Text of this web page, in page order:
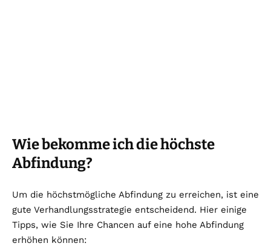
Wie bekomme ich die höchste
Abfindung?
Um die höchstmögliche Abfindung zu erreichen, ist eine
gute Verhandlungsstrategie entscheidend. Hier einige
Tipps, wie Sie Ihre Chancen auf eine hohe Abfindung
erhöhen können: